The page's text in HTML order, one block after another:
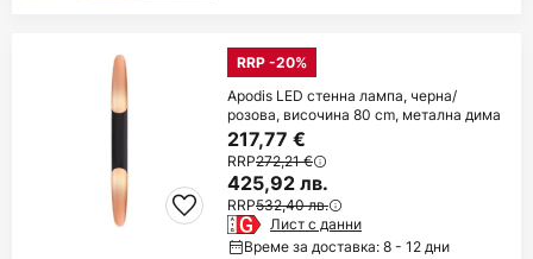
RRP -20%
Apodis LED стенна лампа, черна/
розова, височина 80 cm, метална дима
217,77 €
RRP272,21 €
425,92 лв.
RRP532,40 лв.
Лист с данни
Време за доставка: 8 - 12 дни